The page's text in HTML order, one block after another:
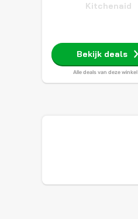
Kitchenaid
Bekijk deals
Alle deals van deze winkel